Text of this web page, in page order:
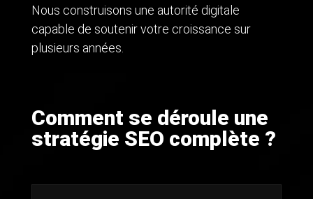
Nous construisons une autorité digitale
capable de soutenir votre croissance sur
plusieurs années.
Comment se déroule une
stratégie SEO complète ?